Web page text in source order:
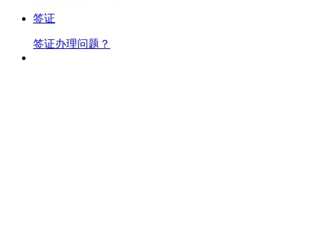
签证
签证办理问题？